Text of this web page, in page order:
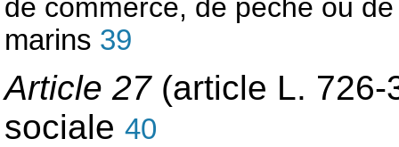
de commerce, de pêche ou
marins 39
Article 27(article L. 726-
sociale 40